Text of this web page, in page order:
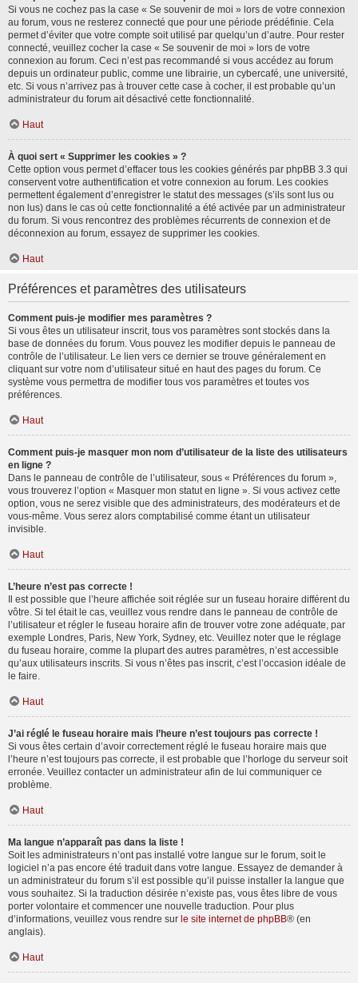
Si vous ne cochez pas la case « Se souvenir de moi » lors de votre connexion
au forum, vous ne resterez connecté que pour une période prédéfinie. Cela
permet d’éviter que votre compte soit utilisé par quelqu’un d’autre. Pour rester
connecté, veuillez cocher la case « Se souvenir de moi » lors de votre
connexion au forum. Ceci n’est pas recommandé si vous accédez au forum
depuis un ordinateur public, comme une librairie, un cybercafé, une université,
etc. Si vous n’arrivez pas à trouver cette case à cocher, il est probable qu’un
administrateur du forum ait désactivé cette fonctionnalité.
Haut
À quoi sert « Supprimer les cookies » ?
Cette option vous permet d’effacer tous les cookies générés par phpBB 3.3 qui
conservent votre authentification et votre connexion au forum. Les cookies
permettent également d’enregistrer le statut des messages (s’ils sont lus ou
non lus) dans le cas où cette fonctionnalité a été activée par un administrateur
du forum. Si vous rencontrez des problèmes récurrents de connexion et de
déconnexion au forum, essayez de supprimer les cookies.
Haut
Préférences et paramètres des utilisateurs
Comment puis-je modifier mes paramètres ?
Si vous êtes un utilisateur inscrit, tous vos paramètres sont stockés dans la
base de données du forum. Vous pouvez les modifier depuis le panneau de
contrôle de l’utilisateur. Le lien vers ce dernier se trouve généralement en
cliquant sur votre nom d’utilisateur situé en haut des pages du forum. Ce
système vous permettra de modifier tous vos paramètres et toutes vos
préférences.
Haut
Comment puis-je masquer mon nom d’utilisateur de la liste des utilisateurs
en ligne ?
Dans le panneau de contrôle de l’utilisateur, sous « Préférences du forum »,
vous trouverez l’option « Masquer mon statut en ligne ». Si vous activez cette
option, vous ne serez visible que des administrateurs, des modérateurs et de
vous-même. Vous serez alors comptabilisé comme étant un utilisateur
invisible.
Haut
L’heure n’est pas correcte !
Il est possible que l’heure affichée soit réglée sur un fuseau horaire différent du
vôtre. Si tel était le cas, veuillez vous rendre dans le panneau de contrôle de
l’utilisateur et régler le fuseau horaire afin de trouver votre zone adéquate, par
exemple Londres, Paris, New York, Sydney, etc. Veuillez noter que le réglage
du fuseau horaire, comme la plupart des autres paramètres, n’est accessible
qu’aux utilisateurs inscrits. Si vous n’êtes pas inscrit, c’est l’occasion idéale de
le faire.
Haut
J’ai réglé le fuseau horaire mais l’heure n’est toujours pas correcte !
Si vous êtes certain d’avoir correctement réglé le fuseau horaire mais que
l’heure n’est toujours pas correcte, il est probable que l’horloge du serveur soit
erronée. Veuillez contacter un administrateur afin de lui communiquer ce
problème.
Haut
Ma langue n’apparaît pas dans la liste !
Soit les administrateurs n’ont pas installé votre langue sur le forum, soit le
logiciel n’a pas encore été traduit dans votre langue. Essayez de demander à
un administrateur du forum s’il est possible qu’il puisse installer la langue que
vous souhaitez. Si la traduction désirée n’existe pas, vous êtes libre de vous
porter volontaire et commencer une nouvelle traduction. Pour plus
d’informations, veuillez vous rendre sur le site internet de phpBB® (en
anglais).
Haut